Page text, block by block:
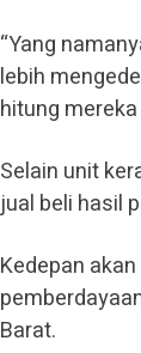
“Yang
lebih
hitung
Selain unit
jual beli hasil
Kedepan
Barat.